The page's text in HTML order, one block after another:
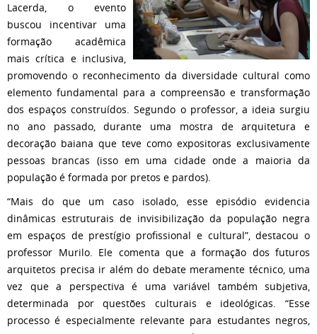
Lacerda, o evento
buscou incentivar uma
formação acadêmica
mais crítica e inclusiva,
promovendo o reconhecimento da diversidade cultural como
elemento fundamental para a compreensão e transformação
dos espaços construídos. Segundo o professor, a ideia surgiu
no ano passado, durante uma mostra de arquitetura e
decoração baiana que teve como expositoras exclusivamente
pessoas brancas (isso em uma cidade onde a maioria da
população é formada por pretos e pardos).
“Mais do que um caso isolado, esse episódio evidencia
dinâmicas estruturais de invisibilização da população negra
em espaços de prestígio profissional e cultural”, destacou o
professor Murilo. Ele comenta que a formação dos futuros
arquitetos precisa ir além do debate meramente técnico, uma
vez que a perspectiva é uma variável também subjetiva,
determinada por questões culturais e ideológicas. “Esse
processo é especialmente relevante para estudantes negros,